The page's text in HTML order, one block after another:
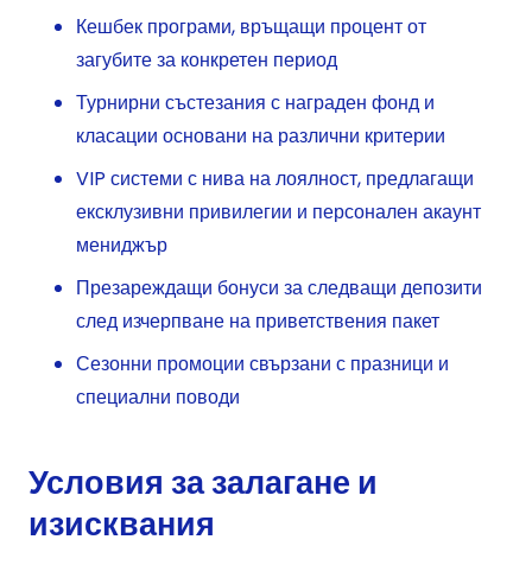
Кешбек програми, връщащи процент от
загубите за конкретен период
Турнирни състезания с награден фонд и
класации основани на различни критерии
VIP системи с нива на лоялност, предлагащи
ексклузивни привилегии и персонален акаунт
мениджър
Презареждащи бонуси за следващи депозити
след изчерпване на приветствения пакет
Сезонни промоции свързани с празници и
специални поводи
Условия за залагане и
изисквания